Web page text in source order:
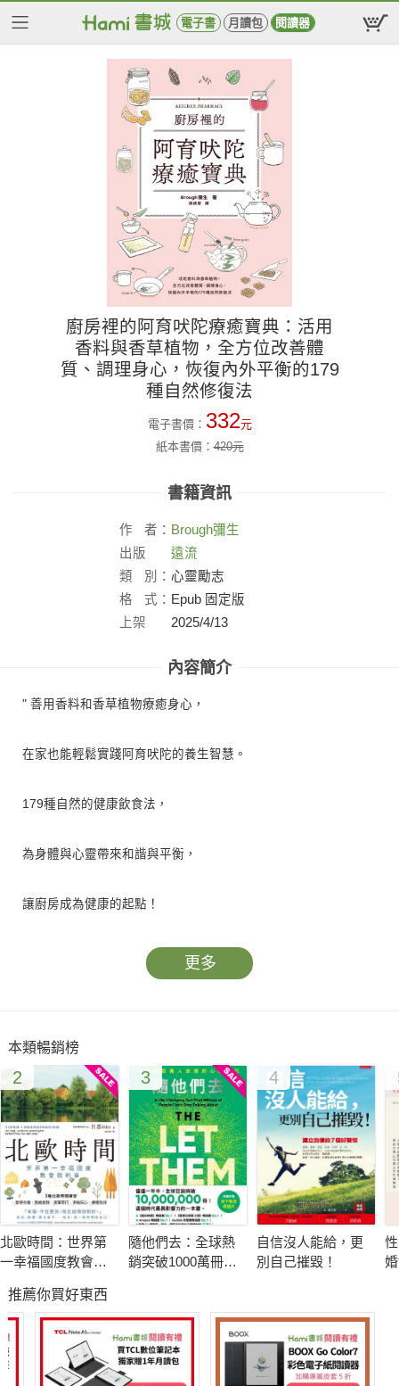
電子書 月讀包 閱讀器
廚房裡的阿育吠陀療癒寶典：活用
香料與香草植物，全方位改善體
質、調理身心，恢復內外平衡的179
種自然修復法
電子書價： 332元
紙本書價：420元
書籍資訊
作 者： Brough彌生
出版
社：
遠流
類
別： 心靈勵志
格
式： Epub 固定版
上架
2025/4/13
內容簡介
" 善用香料和香草植物療癒身心，
在家也能輕鬆實踐阿育吠陀的養生智慧。
179種自然的健康飲食法，
為身體與心靈帶來和諧與平衡，
讓廚房成為健康的起點！
【全方位的身心修復手冊】
餘甘子和酥油製作按摩油，可緩解眼睛疲勞；用黑糖奶茶調理經
期不適；用洋甘菊和茴香糖漿助眠；用葫蘆巴護髮膜減少脫髮等
等。這些療癒方法容易執行，有效幫助改善生活中的輕微不適。
還附有廚房常備的香料和香草植物、油類及甜味劑清單，將您的
廚房變成家中的「健康守護者」。
【什麼時候需要這本書？】
★當感覺身體狀況不佳，但又還不到看醫生的程度時。
★想在有點擔心健康時能透過及時保養預防問題，遠離疾病。
★想用天然自製的保養品來溫柔舒心地照護自己。
更多
本類暢銷榜
2
北歐時間：世界第
一幸福國度教會我
3
隨他們去：全球熱
銷突破1000萬冊現
巧【附放下執念明
信片圖】
4
自信沒人能給，更
別自己摧毀！
推薦你買好東西